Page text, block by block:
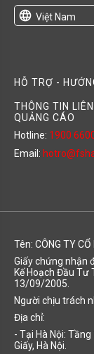
language Việt Nam
HỖ TRỢ -
THÔNG TIN
QUẢNG CÁO
Hotline: 1900
Email:
Tên: CÔNG TY CỔ
Giấy chứng nhận
Kế Hoạch Đầu Tư
13/09/2005.
Người chịu trách
Địa chỉ:
- Tại Hà Nội:
Giấy, Hà Nội.